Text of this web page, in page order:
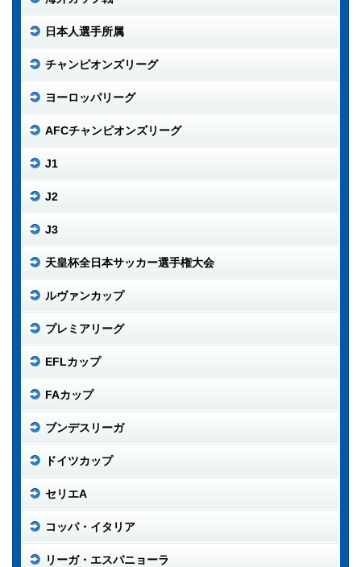
日本人選手所属
チャンピオンズリーグ
ヨーロッパリーグ
AFCチャンピオンズリーグ
J1
J2
J3
天皇杯全日本サッカー選手権大会
ルヴァンカップ
プレミアリーグ
EFLカップ
FAカップ
ブンデスリーガ
ドイツカップ
セリエA
コッパ・イタリア
リーガ・エスパニョーラ